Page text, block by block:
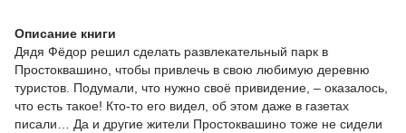
Описание книги
Дядя Фёдор решил сделать развлекательный парк в
Простоквашино, чтобы привлечь в свою любимую деревню
туристов. Подумали, что нужно своё привидение, – оказалось,
что есть такое! Кто-то его видел, об этом даже в газетах
писали… Да и другие жители Простоквашино тоже не сидели